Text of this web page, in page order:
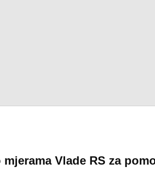
Vlade RS za